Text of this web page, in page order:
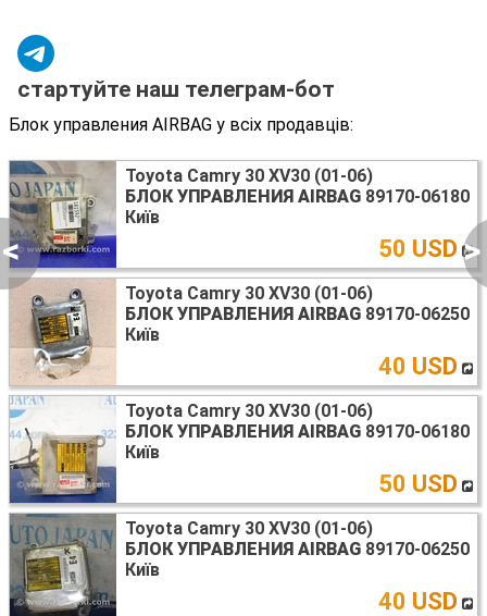
< >
стартуйте наш телеграм-бот
Блок управления AIRBAG у всіх продавців:
Toyota Camry 30 XV30 (01-06)
БЛОК УПРАВЛЕНИЯ AIRBAG 89170-06180
Київ
50 USD
Toyota Camry 30 XV30 (01-06)
БЛОК УПРАВЛЕНИЯ AIRBAG 89170-06250
Київ
40 USD
Toyota Camry 30 XV30 (01-06)
БЛОК УПРАВЛЕНИЯ AIRBAG 89170-06180
Київ
50 USD
Toyota Camry 30 XV30 (01-06)
БЛОК УПРАВЛЕНИЯ AIRBAG 89170-06250
Київ
40 USD